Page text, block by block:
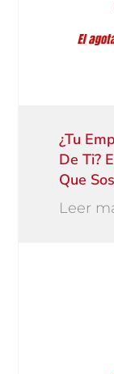
¿Tu
De Ti?
Que
Leer